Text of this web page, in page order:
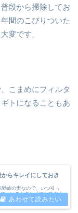
段から掃除してお
間のこびりついた
変です。
こまめにフィルタ
トになることもあ
からキレイにしておき
族の妻なので、いつ引っ
、いつもキレイにしておく
なぷにょが選ぶ、特に汚れ
きたい場所《３選》と
毎日料理...